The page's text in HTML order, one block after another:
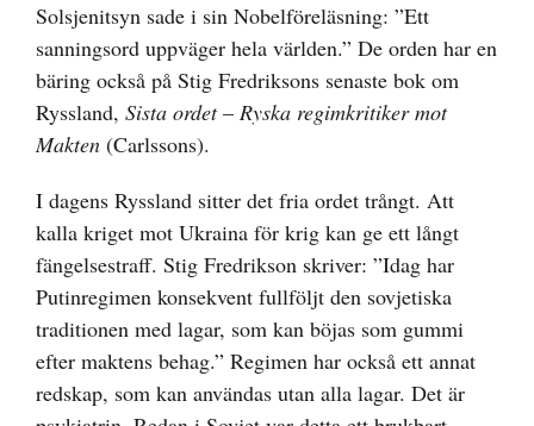
Solsjenitsyn sade i sin Nobelföreläsning: ”Ett
sanningsord uppväger hela världen.” De orden har en
bäring också på Stig Fredriksons senaste bok om
Ryssland, Sista ordet– Ryska regimkritiker mot
Makten (Carlssons).
I dagens Ryssland sitter det fria ordet trångt. Att
kalla kriget mot Ukraina för krig kan ge ett långt
fängelsestraff. Stig Fredrikson skriver: ”Idag har
Putinregimen konsekvent fullföljt den sovjetiska
traditionen med lagar, som kan böjas som gummi
efter maktens behag.” Regimen har också ett annat
redskap, som kan användas utan alla lagar. Det är